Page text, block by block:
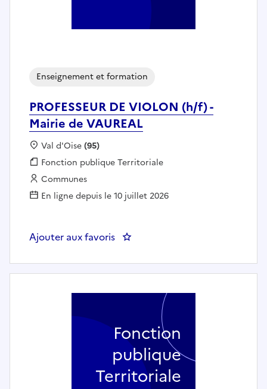
PROFESSEUR DE VIOLON (h/f) -
Mairie de VAUREAL
Enseignement et formation
Localisation :
Val d'Oise(95)
Fonction publique :
Fonction publique Territoriale
Employeur :
Communes
En ligne depuis le 10 juillet 2026
Ajouter aux favoris : PROFESSEUR DE VIOLON (h/f)
Fonction
publique
Territoriale